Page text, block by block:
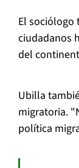
El sociólogo
ciudadanos
del
Ubilla
migratoria.
política